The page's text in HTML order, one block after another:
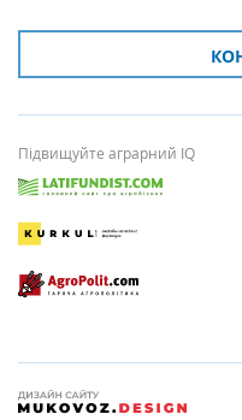
Підвищуйте аграрний IQ